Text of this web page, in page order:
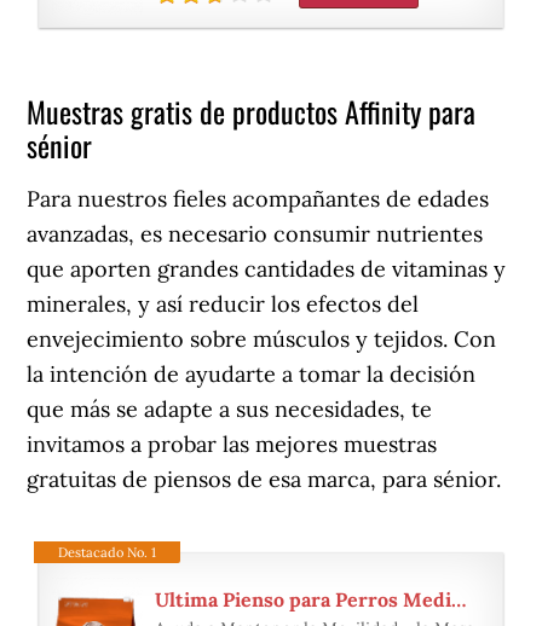
Muestras gratis de productos Affinity para
sénior
Para nuestros fieles acompañantes de edades
avanzadas, es necesario consumir nutrientes
que aporten grandes cantidades de vitaminas y
minerales, y así reducir los efectos del
envejecimiento sobre músculos y tejidos. Con
la intención de ayudarte a tomar la decisión
que más se adapte a sus necesidades, te
invitamos a probar las mejores muestras
gratuitas de piensos de esa marca, para sénior.
Destacado No. 1
Ultima Pienso para Perros Medium-Maxi Senior de +7 Años con Pollo